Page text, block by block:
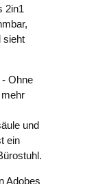
2in1
sieht
- Ohne
und
ein
Adobes